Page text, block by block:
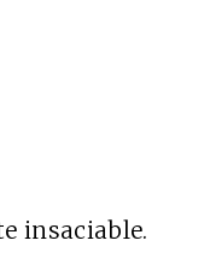
insaciable.